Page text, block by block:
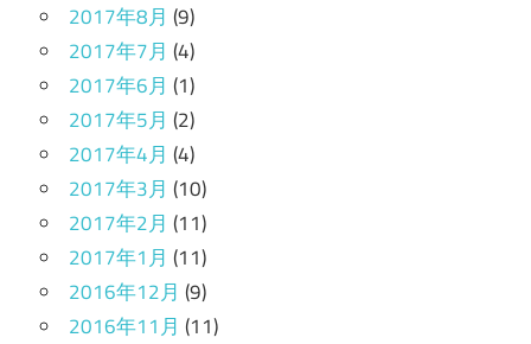
2017年8月 (9)
2017年7月 (4)
2017年6月 (1)
2017年5月 (2)
2017年4月 (4)
2017年3月 (10)
2017年2月 (11)
2017年1月 (11)
2016年12月 (9)
2016年11月 (11)